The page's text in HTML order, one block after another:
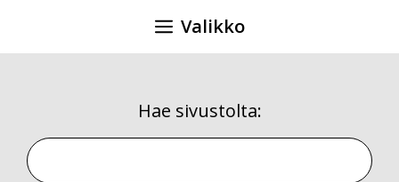
Valikko
Hae sivustolta:
Hae sivustolta